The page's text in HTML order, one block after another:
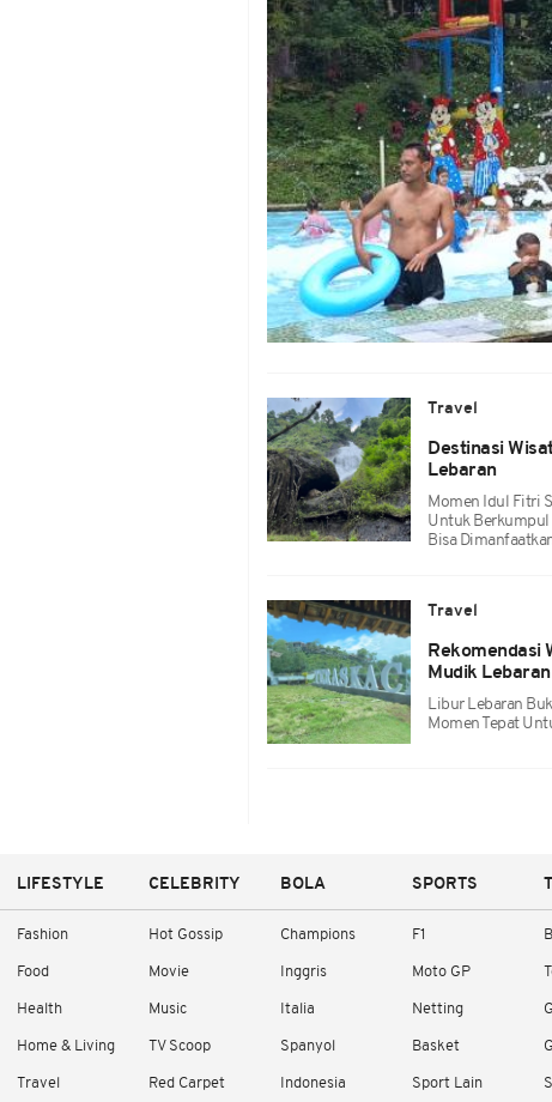
Travel
Destinasi
Lebaran
Momen Idul Fitri
Untuk Berkumpul
Bisa
Travel
Rekomendasi
Mudik Lebaran
Libur Lebaran
Momen Tepat
LIFESTYLE
Fashion
Food
Health
Home & Living
Travel
CELEBRITY
Hot Gossip
Movie
Music
TV Scoop
Red Carpet
BOLA
Champions
Inggris
Italia
Spanyol
Indonesia
SPORTS
F1
Moto GP
Netting
Basket
Sport Lain